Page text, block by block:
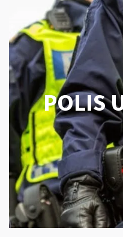
POLIS